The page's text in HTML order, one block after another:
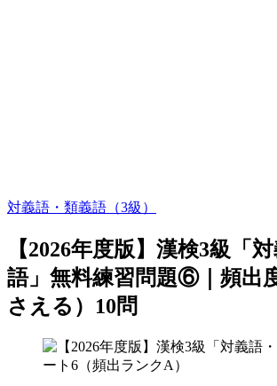
対義語・類義語（3級）
【2026年度版】漢検3級「
語」無料練習問題⑥｜頻出
さえる）10問